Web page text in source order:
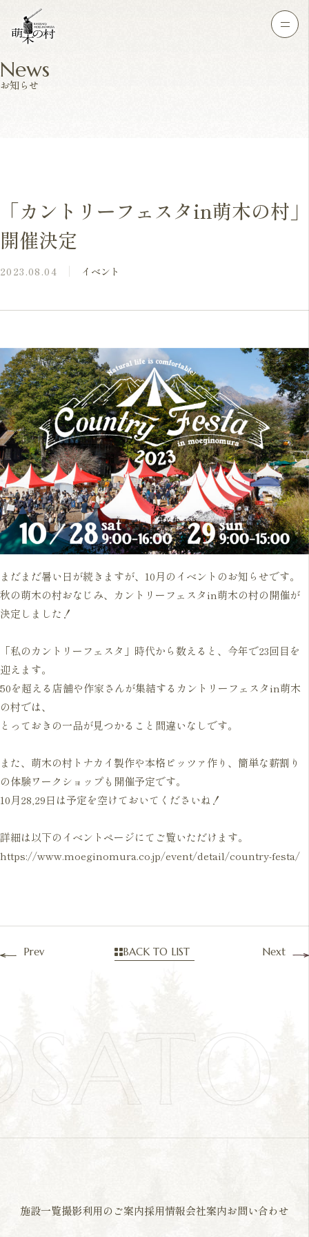
News
お知らせ
「カントリーフェスタin萌木の村」
開催決定
2023.08.04 イベント
まだまだ暑い日が続きますが、10月のイベントのお知らせです。
秋の萌木の村おなじみ、カントリーフェスタin萌木の村の開催が
決定しました！
「私のカントリーフェスタ」時代から数えると、今年で23回目を
迎えます。
50を超える店舗や作家さんが集結するカントリーフェスタin萌木
の村では、
とっておきの一品が見つかること間違いなしです。
また、萌木の村トナカイ製作や本格ピッツァ作り、簡単な薪割り
の体験ワークショップも開催予定です。
10月28,29日は予定を空けておいてくださいね！
https://www.moeginomura.co.jp/event/detail/country-festa/
Prev Next
BACK TO LIST
施設一覧撮影利用のご案内採用情報会社案内お問い合わせ